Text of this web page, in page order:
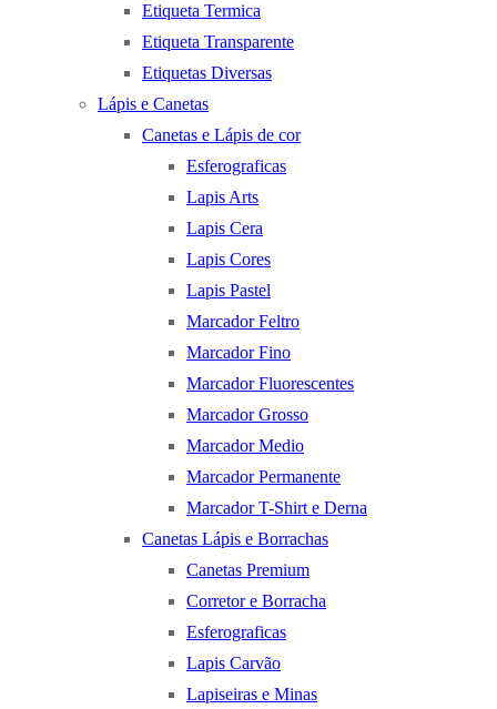
Etiqueta Termica
Etiqueta Transparente
Etiquetas Diversas
Lápis e Canetas
Canetas e Lápis de cor
Esferograficas
Lapis Arts
Lapis Cera
Lapis Cores
Lapis Pastel
Marcador Feltro
Marcador Fino
Marcador Fluorescentes
Marcador Grosso
Marcador Medio
Marcador Permanente
Marcador T-Shirt e Derna
Canetas Lápis e Borrachas
Canetas Premium
Corretor e Borracha
Esferograficas
Lapis Carvão
Lapiseiras e Minas